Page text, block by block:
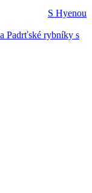
S Hyenou
Padrťské rybníky s